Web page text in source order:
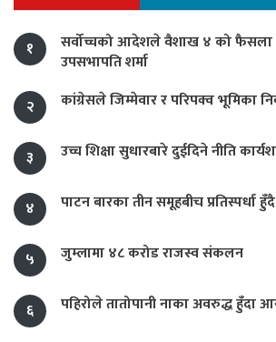
१
सर्वोच्चको आदेशले वैशाख ४ को फैसला
उपसभापति शर्मा
२
कांग्रेसले जिम्मेवार र परिपक्व भूमिका
३ उच्च शिक्षा सुधारबारे दुईदिने नीति
४ पाटन बारका तीन समूहबीच प्रतिस्पर्धा हुँदै
५ जुम्लामा ४८ करोड राजस्व संकलन
६ पहिरोले तातोपानी नाका अवरुद्ध हुँदा